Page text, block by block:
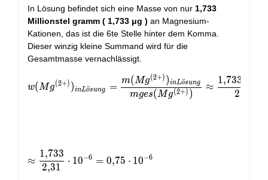
In Lösung befindet sich eine Masse von nur 1,733
Millionstel gramm ( 1,733 μg ) an Magnesium-
Kationen, das ist die 6te Stelle hinter dem Komma.
Dieser winzig kleine Summand wird für die
Gesamtmasse vernachlässigt.
w(Mg^{(2+)})_{in Lösung} =
w(Mg(2+) )inLo
¨sung =
mges(Mg(2+) )
m(Mg(2+) )inLo
¨sung ≈
2
1,733
\approx \frac{1,733}{2,31}\cdot 10^{-6} =
≈
2,31
1,733
⋅ 10−6 = 0,75 ⋅ 10−6